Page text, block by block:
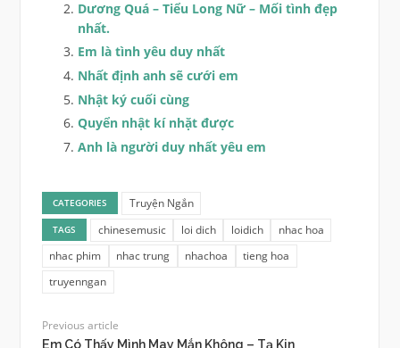
Dương Quá – Tiểu Long Nữ – Mối tình đẹp
nhất.
Em là tình yêu duy nhất
Nhất định anh sẽ cưới em
Nhật ký cuối cùng
Quyển nhật kí nhặt được
Anh là người duy nhất yêu em
CATEGORIES Truyện Ngắn
TAGS chinesemusic loi dich loidich
nhac hoa
nhac phim
nhac trung nhachoa
tieng hoa
truyenngan
Previous article
Em Có Thấy Mình May Mắn Không – Tạ Kin